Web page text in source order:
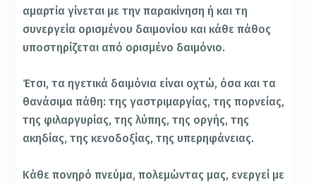
αμαρτία γίνεται με την παρακίνηση ή και τη
συνεργεία ορισμένου δαιμονίου και κάθε πάθος
υποστηρίζεται από ορισμένο δαιμόνιο.
Έτσι, τα ηγετικά δαιμόνια είναι οχτώ, όσα και τα
θανάσιμα πάθη: της γαστριμαργίας, της πορνείας,
της φιλαργυρίας, της λύπης, της οργής, της
ακηδίας, της κενοδοξίας, της υπερηφάνειας.
Κάθε πονηρό πνεύμα, πολεμώντας μας, ενεργεί με